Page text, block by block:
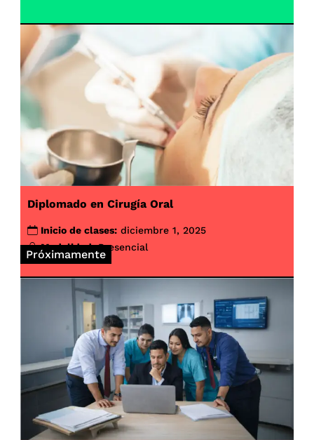
Próximamente
Diplomado en Cirugía Oral
Inicio de clases: diciembre 1, 2025
Modalidad: Presencial